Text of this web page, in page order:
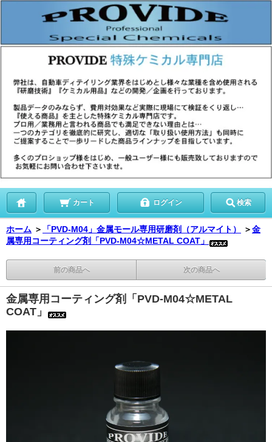
カート ログイン 検索
ホーム ＞ 「PVD-M04」金属モール専用研磨剤（アルマイト） ＞金
属専用コーティング剤「PVD-M04☆METAL COAT」
前の商品へ 次の商品へ
金属専用コーティング剤「PVD-M04☆METAL
COAT」